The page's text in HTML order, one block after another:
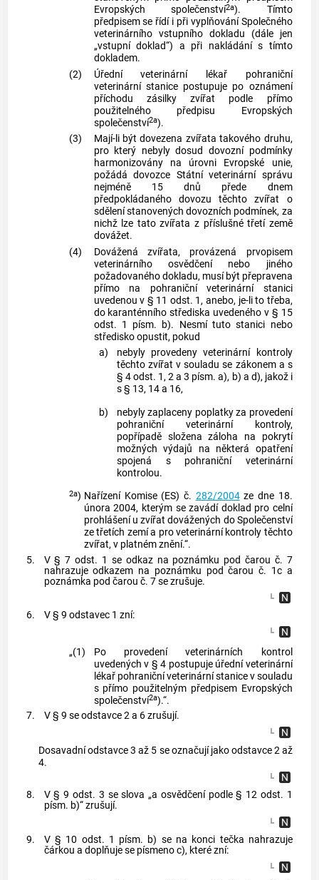
Evropských společenství2a). Tímto
předpisem se řídí i při vyplňování Společného
veterinárního vstupního dokladu (dále jen
„vstupní doklad“) a při nakládání s tímto
dokladem.
(2)
Úřední veterinární lékař pohraniční
veterinární stanice postupuje po oznámení
příchodu zásilky zvířat podle přímo
použitelného předpisu Evropských
společenství2a).
(3)
Mají-li být dovezena zvířata takového druhu,
pro který nebyly dosud dovozní podmínky
harmonizovány na úrovni Evropské unie,
požádá dovozce Státní veterinární správu
nejméně 15 dnů přede dnem
předpokládaného dovozu těchto zvířat o
sdělení stanovených dovozních podmínek, za
nichž lze tato zvířata z příslušné třetí země
dovážet.
(4)
Dovážená zvířata, provázená prvopisem
veterinárního osvědčení nebo jiného
požadovaného dokladu, musí být přepravena
přímo na pohraniční veterinární stanici
uvedenou v § 11 odst. 1, anebo, je-li to třeba,
do karanténního střediska uvedeného v § 15
odst. 1 písm. b). Nesmí tuto stanici nebo
středisko opustit, pokud
a)
nebyly provedeny veterinární kontroly
těchto zvířat v souladu se zákonem a s
§ 4 odst. 1, 2 a 3 písm. a), b) a d), jakož i
s § 13, 14 a 16,
b)
nebyly zaplaceny poplatky za provedení
pohraniční veterinární kontroly,
popřípadě složena záloha na pokrytí
možných výdajů na některá opatření
spojená s pohraniční veterinární
kontrolou.
2a) Nařízení Komise (ES) č. 282/2004ze dne 18.
února 2004, kterým se zavádí doklad pro celní
prohlášení u zvířat dovážených do Společenství
ze třetích zemí a pro veterinární kontroly těchto
zvířat, v platném znění.“.
5.
V § 7 odst. 1 se odkaz na poznámku pod čarou č. 7
nahrazuje odkazem na poznámku pod čarou č. 1c a
poznámka pod čarou č. 7 se zrušuje.
6. V § 9 odstavec 1 zní:
„(1)
Po provedení veterinárních kontrol
uvedených v § 4 postupuje úřední veterinární
lékař pohraniční veterinární stanice v souladu
s přímo použitelným předpisem Evropských
společenství2a).“.
7.
V § 9 se odstavce 2 a 6 zrušují.
Dosavadní odstavce 3 až 5 se označují jako odstavce 2 až
4.
8.
V § 9 odst. 3 se slova „a osvědčení podle § 12 odst. 1
písm. b)“ zrušují.
9.
V § 10 odst. 1 písm. b) se na konci tečka nahrazuje
čárkou a doplňuje se písmeno c), které zní: